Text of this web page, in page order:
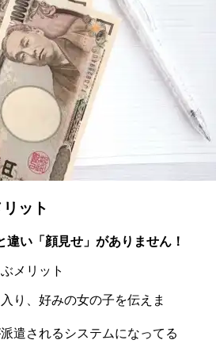
ット
い「顔見せ」がありません！
り、好みの女の子を伝えま
遣されるシステムになってる